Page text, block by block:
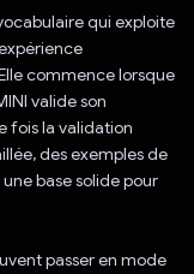
qui exploite
commence lorsque
valide son
fois la validation
des exemples de
base solide pour
passer en mode